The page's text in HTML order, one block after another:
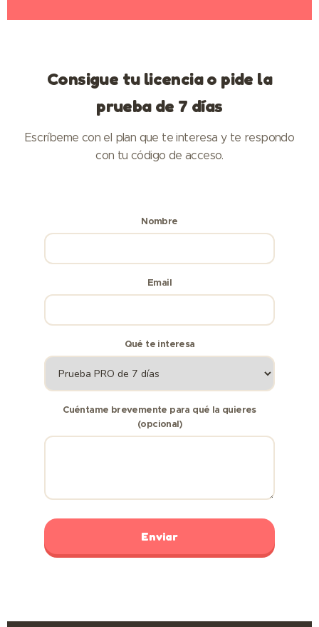
Consigue tu licencia o pide la
prueba de 7 días
Escríbeme con el plan que te interesa y te respondo
con tu código de acceso.
Nombre
Email
Qué te interesa
Cuéntame brevemente para qué la quieres
(opcional)
Enviar